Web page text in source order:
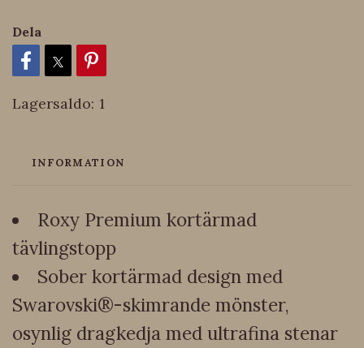
Dela
Lagersaldo: 1
INFORMATION
Roxy Premium kortärmad
tävlingstopp
Sober kortärmad design med
Swarovski®-skimrande mönster,
osynlig dragkedja med ultrafina stenar